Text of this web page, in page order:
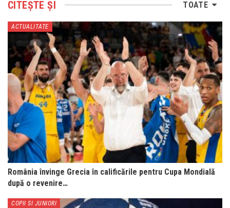
TOATE
CITEȘTE ȘI
ACTUALITATE
România învinge Grecia în calificările pentru Cupa Mondială
după o revenire…
COPII SI JUNIORI